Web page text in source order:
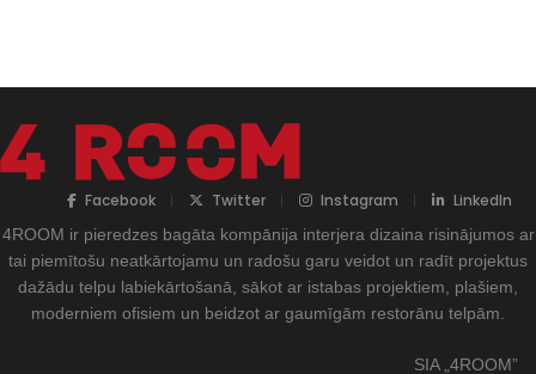
Facebook Twitter Instagram LinkedIn
4ROOM ir pieredzes bagāta kompānija interjera dizaina risinājumos ar
tai piemītošu neatkārtojamu un radošu garu veidot un radīt projektus
dažādu telpu labiekārtošanā, sākot ar istabas projektiem, plašiem,
moderniem ofisiem un beidzot ar gaumīgām restorānu telpām.
SIA „4ROOM”